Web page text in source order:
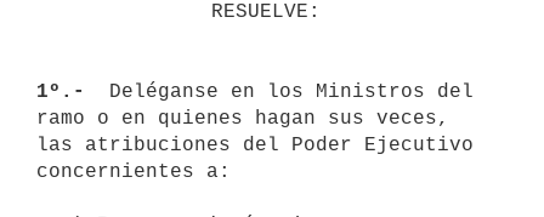
RESUELVE:
1º.-
Deléganse en los Ministros del
ramo o en quienes hagan sus veces,
las atribuciones del Poder Ejecutivo
concernientes a: